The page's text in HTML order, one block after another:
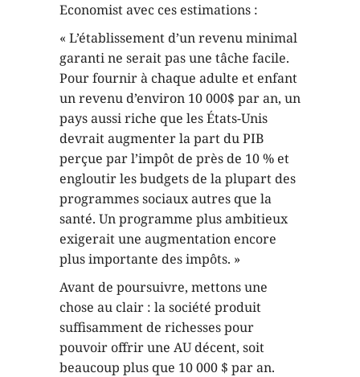
Economist avec ces estimations :
« L’établissement d’un revenu minimal
garanti ne serait pas une tâche facile.
Pour fournir à chaque adulte et enfant
un revenu d’environ 10 000$ par an, un
pays aussi riche que les États-Unis
devrait augmenter la part du PIB
perçue par l’impôt de près de 10 % et
engloutir les budgets de la plupart des
programmes sociaux autres que la
santé. Un programme plus ambitieux
exigerait une augmentation encore
plus importante des impôts. »
Avant de poursuivre, mettons une
chose au clair : la société produit
suffisamment de richesses pour
pouvoir offrir une AU décent, soit
beaucoup plus que 10 000 $ par an.